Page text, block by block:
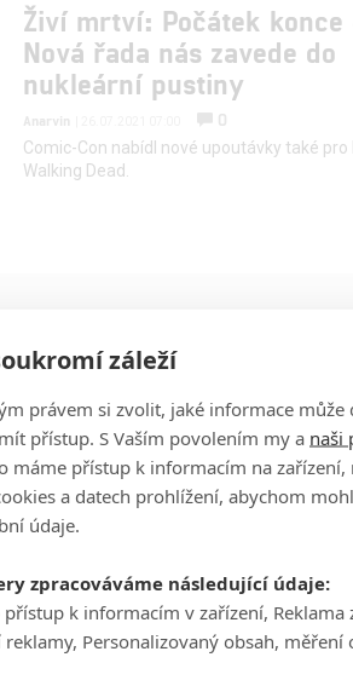
Živí mrtví: Počátek konce
Nová řada nás zavede do
nukleární pustiny
Anarvin
0
Comic-Con nabídl nové upoutávky také pro
Walking Dead.
Aktuální přehled obnovených i zrušených
filmsim | 29.12.2020 19:37 230
záleží
právem si zvolit, jaké informace
přístup. S Vaším povolením my a naši
máme přístup k informacím na
a datech prohlížení, abychom
údaje.
zpracováváme následující údaje:
k informacím v zařízení, Reklama
Personalizovaný obsah,